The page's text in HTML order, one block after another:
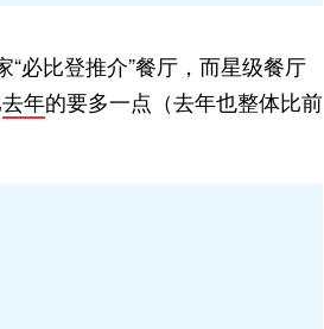
必比登推介”餐厅，而星级餐厅
去年的要多一点（去年也整体比前